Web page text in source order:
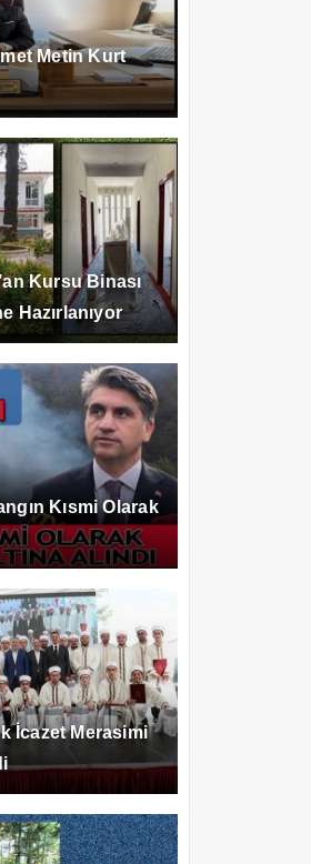
Metin Kurt
Kursu Binası
Hazırlanıyor
Kısmi Olarak
İcazet Merasimi